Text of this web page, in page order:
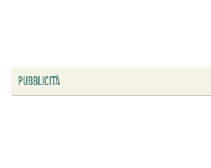
PUBBLICITÀ